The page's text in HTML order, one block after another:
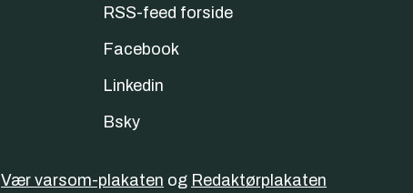
RSS-feed forside
Facebook
Linkedin
Bsky
Vær varsom-plakaten og Redaktørplakaten